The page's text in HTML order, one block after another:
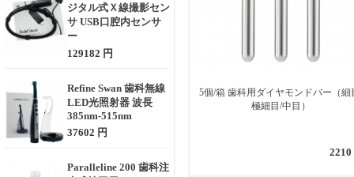
ジタル式Ｘ線撮影セン
サ USB口腔内センサ
ー
129182 円
Refine Swan 歯科無線
LED光照射器 波長
385nm-515nm
37602 円
Paralleline 200 歯科注
5個/箱 歯科用ダイヤモンドバー（細
極細目/中目）
2210